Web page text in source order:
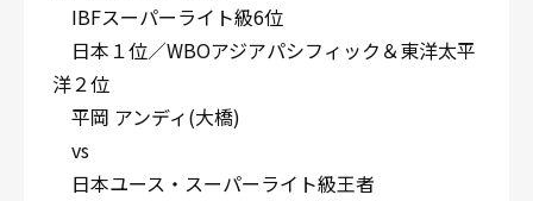
IBFスーパーライト級6位
日本１位／WBOアジアパシフィック＆東洋太平
洋２位
平岡 アンディ(大橋)
vs
日本ユース・スーパーライト級王者